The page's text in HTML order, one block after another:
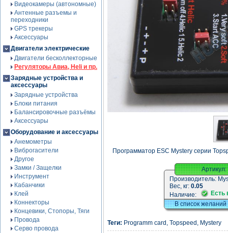
Видеокамеры (автономные)
Антенные разъемы и
переходники
GPS трекеры
Аксессуары
Двигатели электрические
Двигатели бесколлекторные
Регуляторы Авиа, Heli и пр.
Зарядные устройства и
аксессуары
Зарядные устройства
Блоки питания
Балансировочные разъёмы
Аксессуары
Оборудование и аксессуары
Анемометры
Виброгасители
Другое
Замки / Защелки
Инструмент
Кабанчики
Клей
Коннекторы
Концевики, Стопоры, Тяги
Провода
Серво провода
Программатор ESC Mystery серии
Артикул:
Производитель:
Вес, кг: 0.05
Наличие:
Есть
В список желаний
Теги: Programm card , Topspeed , Mystery